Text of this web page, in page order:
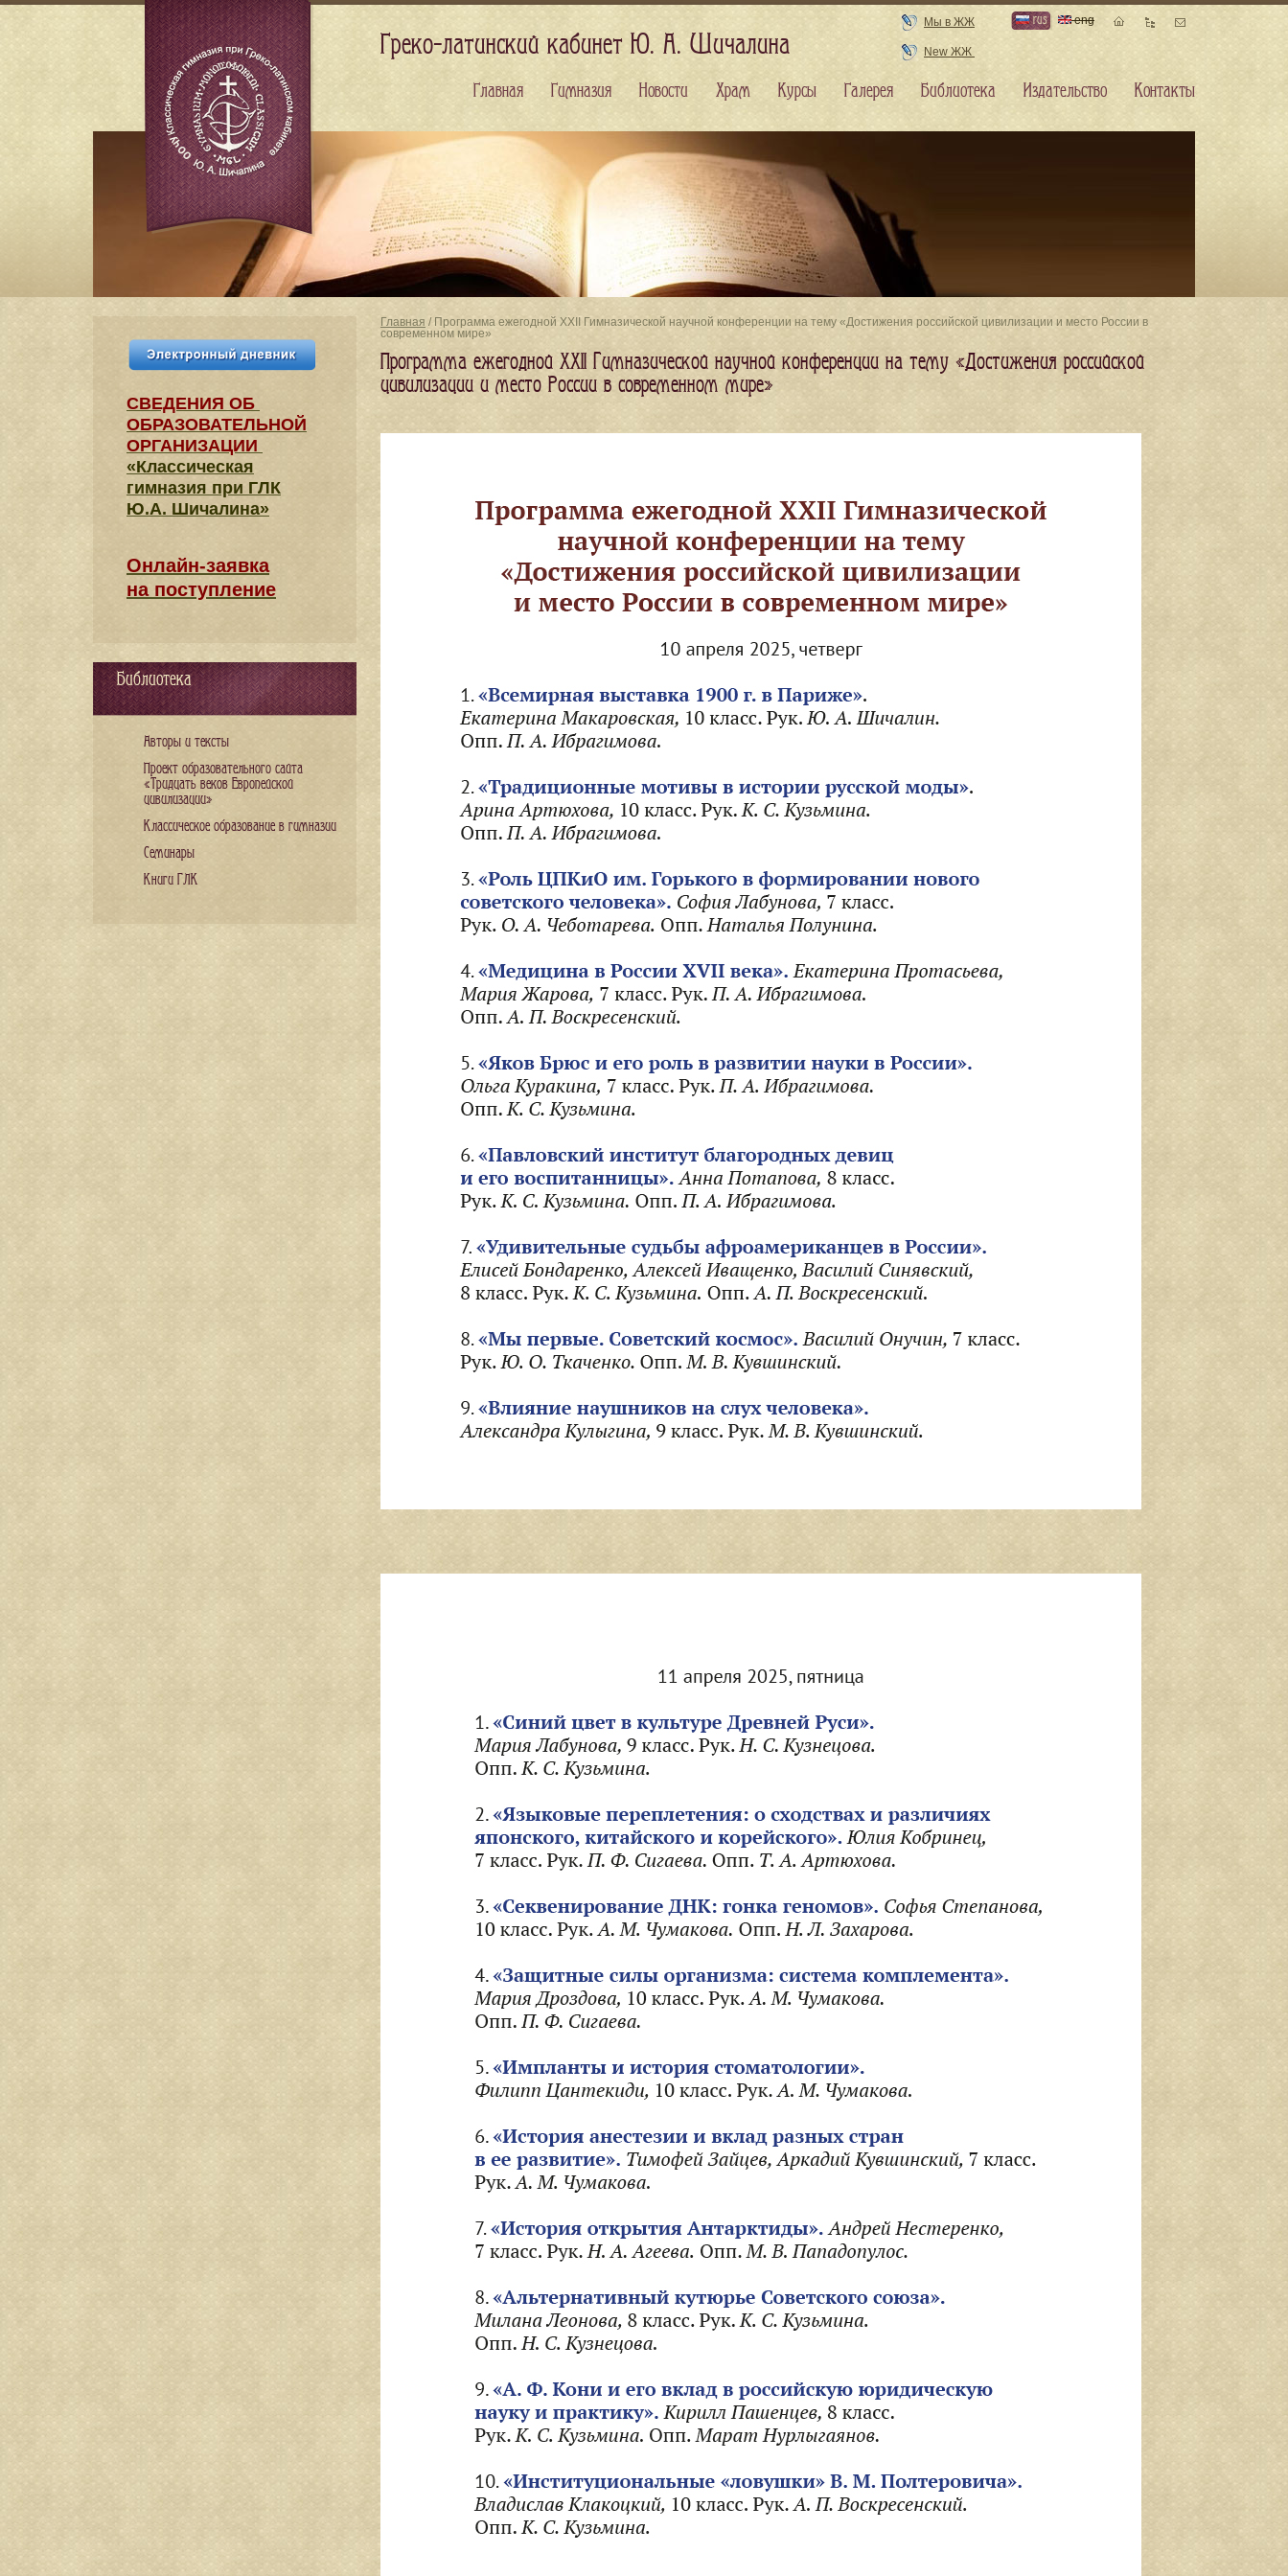
Главная / Программа ежегодной XXII Гимназической научной конференции на тему «Достижения российской цивилизации и место России в
современном мире»
Программа ежегодной XXII Гимназической научной конференции на тему «Достижения российской
цивилизации и место России в современном мире»
СВЕДЕНИЯ​ ОБ
ОБРАЗОВАТЕЛЬНОЙ
ОРГАНИЗАЦИИ
«Классическая
гимназия при ГЛК
Ю.А. Шичалина»
Онлайн-заявка
на поступление
Библиотека
Авторы и тексты
Проект образовательного сайта
«Тридцать веков Европейской
цивилизации»
Классическое образование в гимназии
Семинары
Книги ГЛК
Греко-латинский кабинет Ю. А. Шичалина
Мы в ЖЖ
New ЖЖ
rus eng
Главная Гимназия Новости Храм Курсы Галерея Библиотека Издательство Контакты